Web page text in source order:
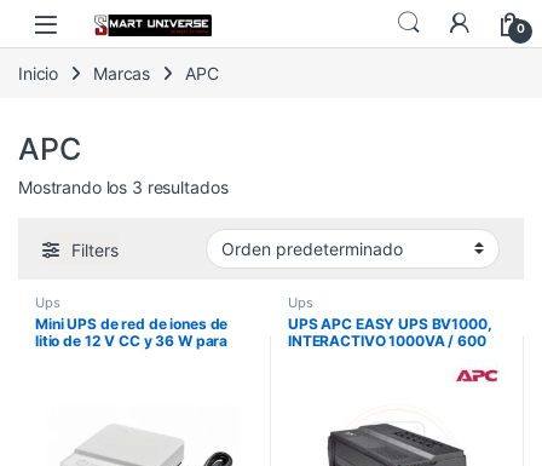
Skip to navigation
Skip to content
0
Inicio Marcas APC
APC
Mostrando los 3 resultados
Filters
Ups
Mini UPS de red de iones de
litio de 12 V CC y 36 W para
Ups
UPS APC EASY UPS BV1000,
INTERACTIVO 1000VA / 600